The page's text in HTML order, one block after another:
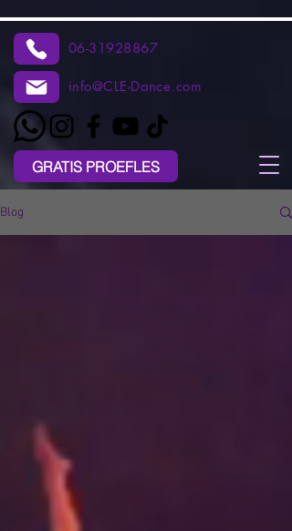
06-31928867
info@CLE-Dance.com
GRATIS PROEFLES
Blog